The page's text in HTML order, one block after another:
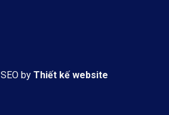
SEO by Thiết kế website